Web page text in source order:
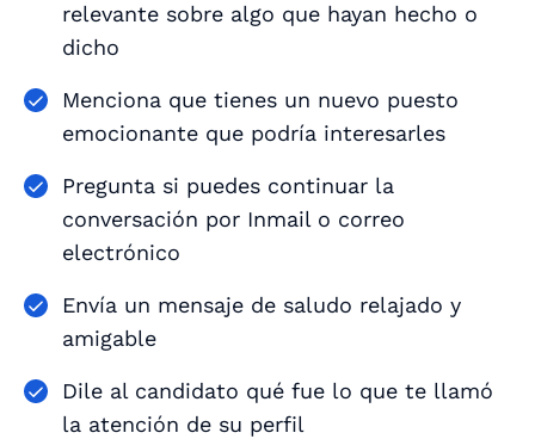
relevante sobre algo que hayan hecho o
dicho
Menciona que tienes un nuevo puesto
emocionante que podría interesarles
Pregunta si puedes continuar la
conversación por Inmail o correo
electrónico
Envía un mensaje de saludo relajado y
amigable
Dile al candidato qué fue lo que te llamó
la atención de su perfil